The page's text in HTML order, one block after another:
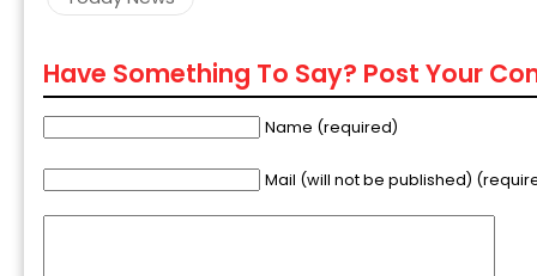
Have Something To Say? Post Your
Name (required)
Mail (will not be published)